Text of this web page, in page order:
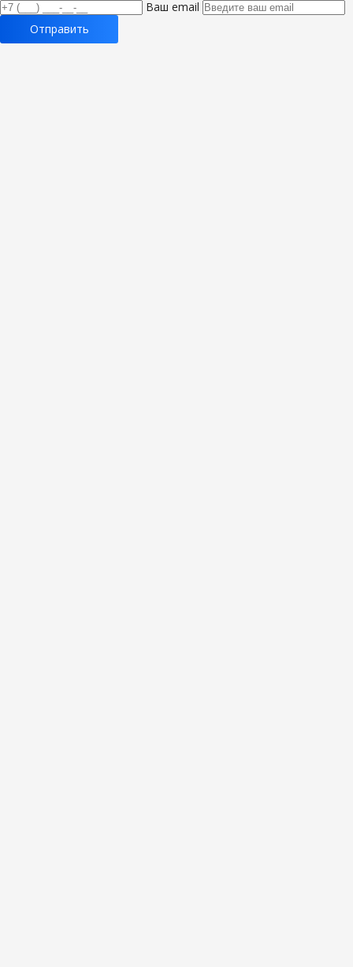
Ваш email
Отправить